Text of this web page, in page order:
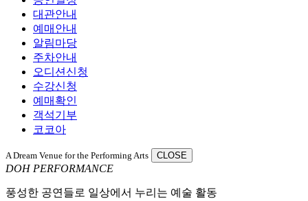
대관안내
예매안내
알림마당
주차안내
오디션신청
수강신청
예매확인
객석기부
코코아
A Dream Venue for the Performing Arts CLOSE
DOH PERFORMANCE
풍성한 공연들로 일상에서 누리는 예술 활동